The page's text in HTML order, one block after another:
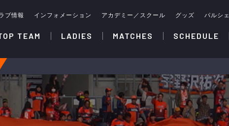
ブ情報 インフォメーション アカデミー／スクール グッズ パルシェ
TEAM LADIES MATCHES SCHEDULE